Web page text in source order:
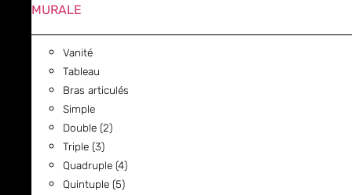
MURALE
Vanité
Tableau
Bras articulés
Simple
Double (2)
Triple (3)
Quadruple (4)
Quintuple (5)